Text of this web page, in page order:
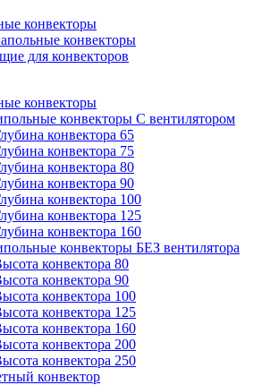
конвекторы
конвекторы
для конвекторов
конвекторы
конвекторы С вентилятором
конвектора 65
конвектора 75
конвектора 80
конвектора 90
конвектора 100
конвектора 125
конвектора 160
конвекторы БЕЗ вентилятора
конвектора 80
конвектора 90
конвектора 100
конвектора 125
конвектора 160
конвектора 200
конвектора 250
конвектор